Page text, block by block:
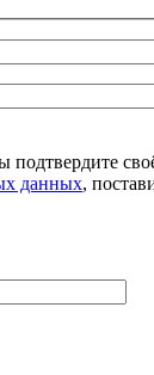
подтвердите
данных,